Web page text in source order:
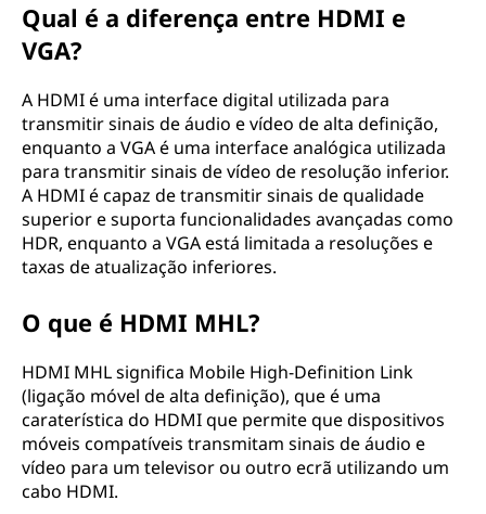
Qual é a diferença entre HDMI e
VGA?
A HDMI é uma interface digital utilizada para
transmitir sinais de áudio e vídeo de alta definição,
enquanto a VGA é uma interface analógica utilizada
para transmitir sinais de vídeo de resolução inferior.
A HDMI é capaz de transmitir sinais de qualidade
superior e suporta funcionalidades avançadas como
HDR, enquanto a VGA está limitada a resoluções e
taxas de atualização inferiores.
O que é HDMI MHL?
HDMI MHL significa Mobile High-Definition Link
(ligação móvel de alta definição), que é uma
caraterística do HDMI que permite que dispositivos
móveis compatíveis transmitam sinais de áudio e
vídeo para um televisor ou outro ecrã utilizando um
cabo HDMI.